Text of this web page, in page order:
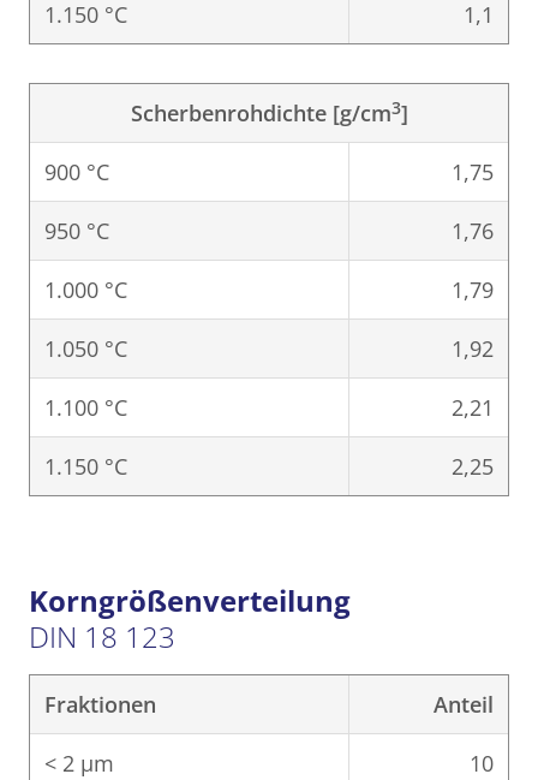
1.150 °C 1,1
Scherbenrohdichte [g/cm3]
900 °C 1,75
950 °C 1,76
1.000 °C 1,79
1.050 °C 1,92
1.100 °C 2,21
1.150 °C 2,25
Korngrößenverteilung
DIN 18 123
Fraktionen Anteil
< 2 μm 10